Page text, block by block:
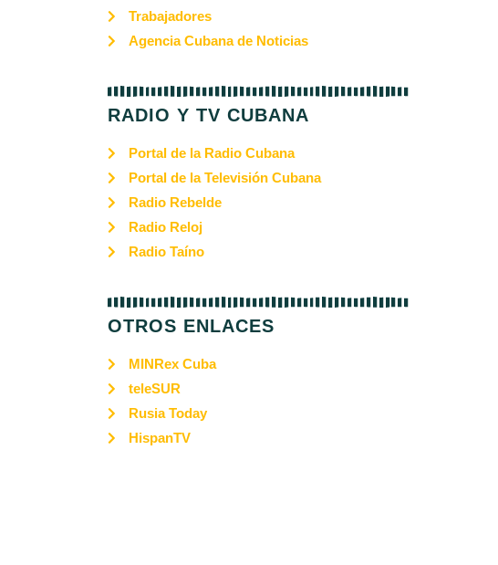
Trabajadores
Agencia Cubana de Noticias
RADIO Y TV CUBANA
Portal de la Radio Cubana
Portal de la Televisión Cubana
Radio Rebelde
Radio Reloj
Radio Taíno
OTROS ENLACES
MINRex Cuba
teleSUR
Rusia Today
HispanTV